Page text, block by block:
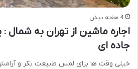
4 هفته پیش
اجاره ماشین از تهران به شمال
جاده ای
خیلی وقت ها برای لمس طبیعت بکر و